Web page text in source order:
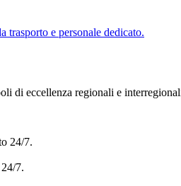
trasporto e personale dedicato.
di eccellenza regionali e
24/7.
7.